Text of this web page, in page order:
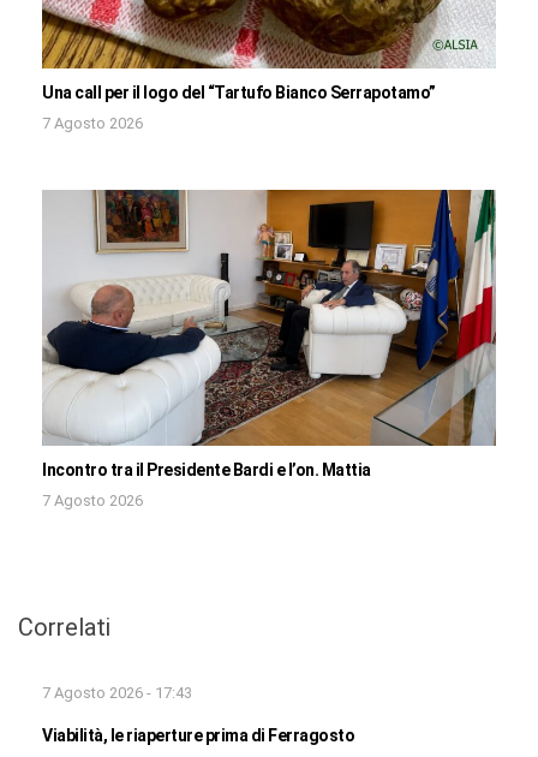
Una call per il logo del “Tartufo Bianco Serrapotamo”
7 Agosto 2026
Incontro tra il Presidente Bardi e l’on. Mattia
7 Agosto 2026
Correlati
7 Agosto 2026 - 17:43
Viabilità, le riaperture prima di Ferragosto